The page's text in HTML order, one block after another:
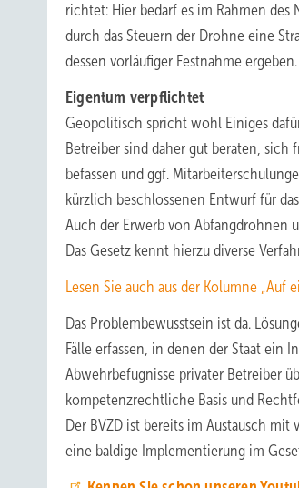
richtet: Hier bedarf es im Rahmen des
durch das Steuern der Drohne eine
dessen vorläufiger Festnahme ergeben.
Eigentum verpflichtet
Geopolitisch spricht wohl Einiges
Betreiber sind daher gut beraten,
befassen und ggf.
kürzlich beschlossenen Entwurf für
Auch der Erwerb von Abfangdrohnen
Das Gesetz kennt hierzu diverse
Lesen Sie auch aus der Kolumne
Das Problembewusstsein ist da.
Fälle erfassen, in denen der Staat ein
Abwehrbefugnisse privater Betreiber
kompetenzrechtliche Basis und
Der BVZD ist bereits im Austausch
eine baldige Implementierung im